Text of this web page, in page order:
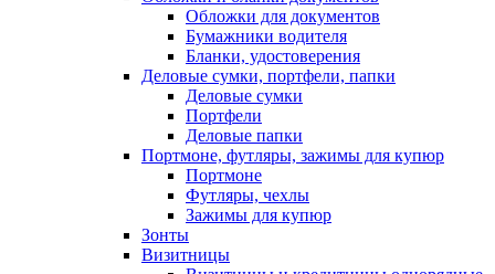
Обложки для документов
Бумажники водителя
Бланки, удостоверения
Деловые сумки, портфели, папки
Деловые сумки
Портфели
Деловые папки
Портмоне, футляры, зажимы для купюр
Портмоне
Футляры, чехлы
Зажимы для купюр
Зонты
Визитницы